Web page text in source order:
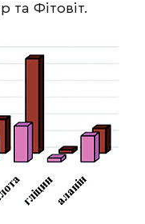
та Фітовіт.